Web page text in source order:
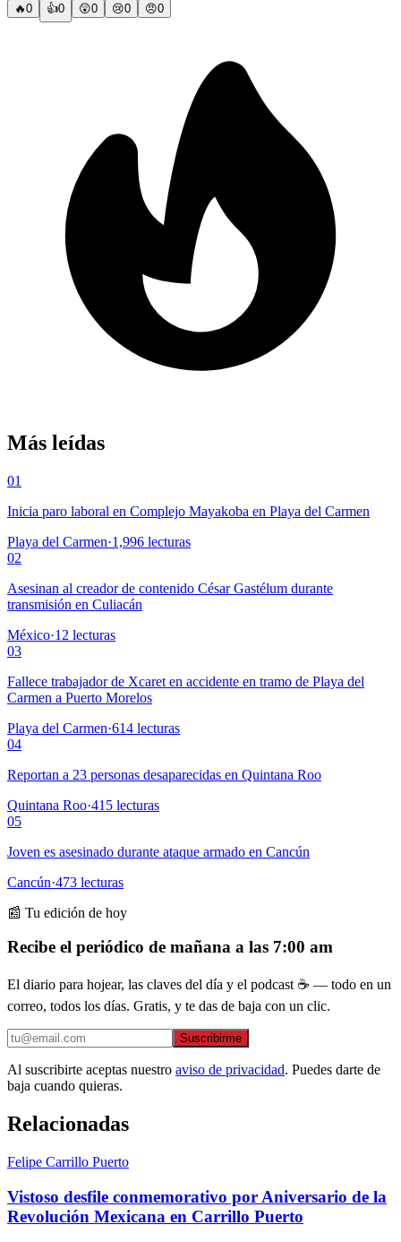
🔥0 👍0 😲0 😢0 😠0
Más leídas
01
Inicia paro laboral en Complejo Mayakoba en Playa del Carmen
Playa del Carmen·1,996 lecturas
02
Asesinan al creador de contenido César Gastélum durante
transmisión en Culiacán
México·12 lecturas
03
Fallece trabajador de Xcaret en accidente en tramo de Playa del
Carmen a Puerto Morelos
Playa del Carmen·614 lecturas
04
Reportan a 23 personas desaparecidas en Quintana Roo
Quintana Roo·415 lecturas
05
Joven es asesinado durante ataque armado en Cancún
Cancún·473 lecturas
📰 Tu edición de hoy
Recibe el periódico de mañana a las 7:00 am
El diario para hojear, las claves del día y el podcast ☕ — todo en un
correo, todos los días. Gratis, y te das de baja con un clic.
Suscribirme
Al suscribirte aceptas nuestro aviso de privacidad. Puedes darte de
baja cuando quieras.
Relacionadas
Felipe Carrillo Puerto
Vistoso desfile conmemorativo por Aniversario de la
Revolución Mexicana en Carrillo Puerto